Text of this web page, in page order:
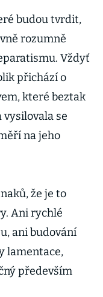
budou tvrdit,
rozumně
Vždyť
přichází o
které beztak
se
na jeho
že je to
Ani rychlé
ani budování
lamentace,
především